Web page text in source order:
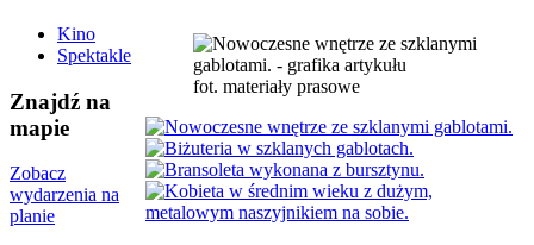
Kino
Spektakle
Znajdź na
mapie
Zobacz
wydarzenia na
planie
fot. materiały prasowe